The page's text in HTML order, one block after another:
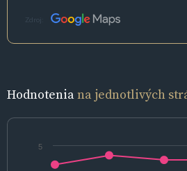
Zdroj:
Hodnoteniana jednotlivých
5